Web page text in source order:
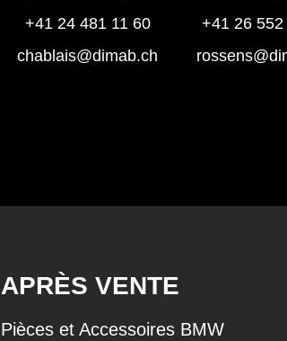
+41 24 481 11 60
chablais@dimab.ch
+41 26
APRÈS VENTE
Pièces et Accessoires BMW